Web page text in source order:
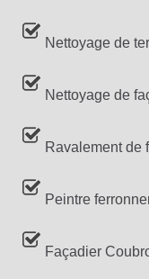
Nettoyage de
Nettoyage de
Ravalement de
Peintre
Façadier